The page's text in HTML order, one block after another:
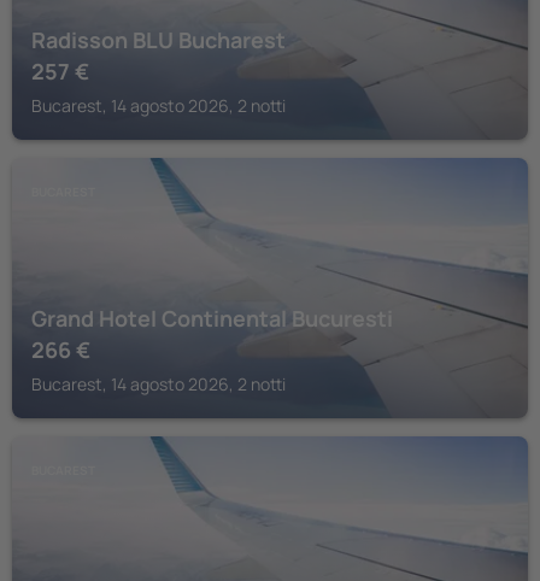
Radisson BLU Bucharest
257 €
Bucarest, 14 agosto 2026, 2 notti
Grand Hotel Continental Bucuresti
266 €
Bucarest, 14 agosto 2026, 2 notti